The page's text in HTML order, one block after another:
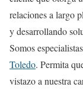
relaciones a largo
y desarrollando
Somos
Toledo. Permita
vistazo a nuestra